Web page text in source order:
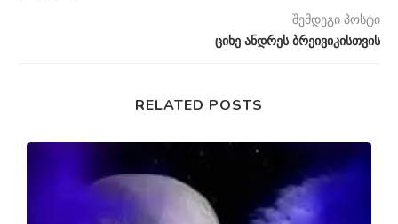
შემდეგი პოსტი
ციხე ანდრეს ბრეივიკისთვის
RELATED POSTS